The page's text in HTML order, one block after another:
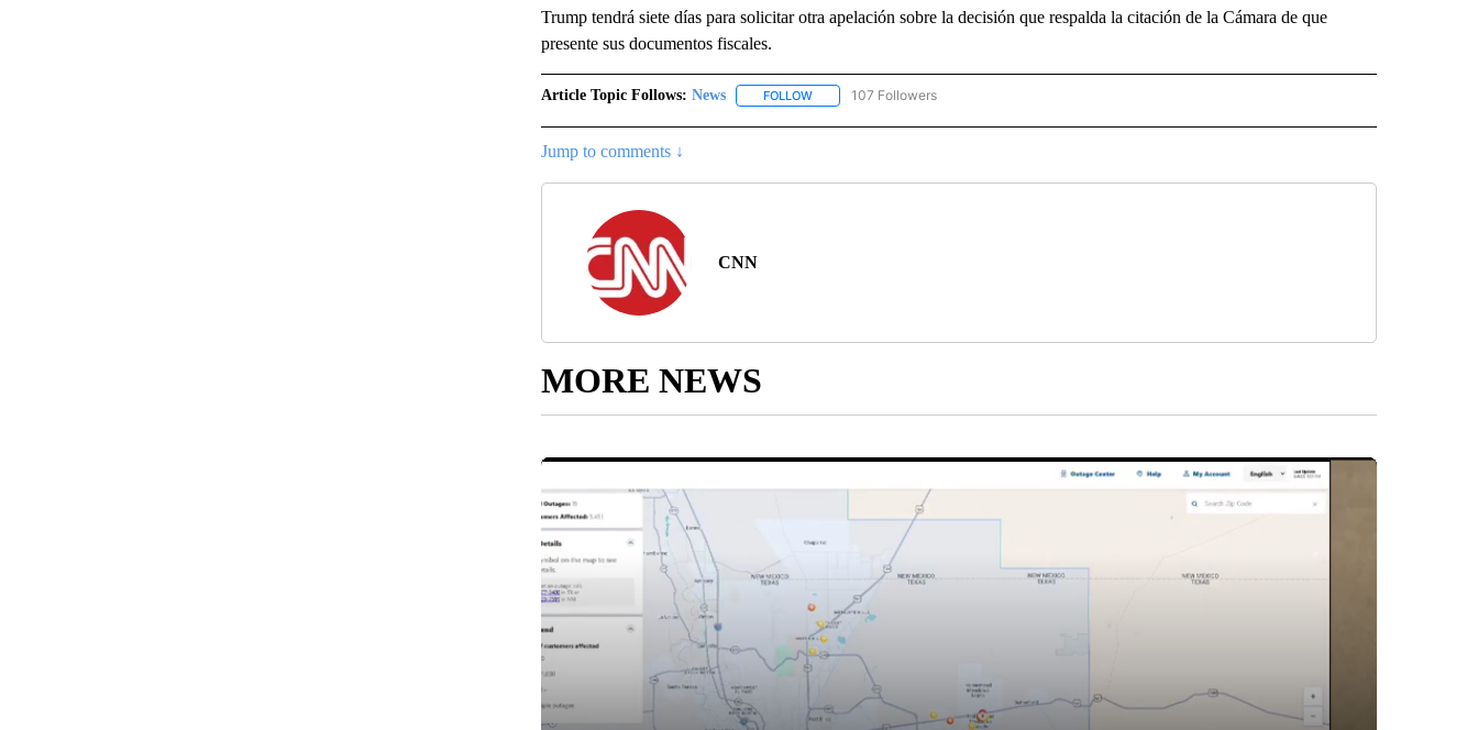
Trump tendrá siete días para solicitar otra apelación sobre la decisión que respalda la citación de la Cámara de que
presente sus documentos fiscales.
Article Topic Follows: News FOLLOWFOLLOW "NEWS" TO RECEIVE NOTIFICATIONS ABOUT NEW PAGES ON "NEWS".
107 Followers
Jump to comments ↓
CNN
MORE NEWS